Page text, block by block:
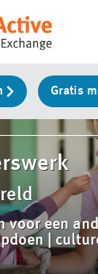
Gratis
voor een
|